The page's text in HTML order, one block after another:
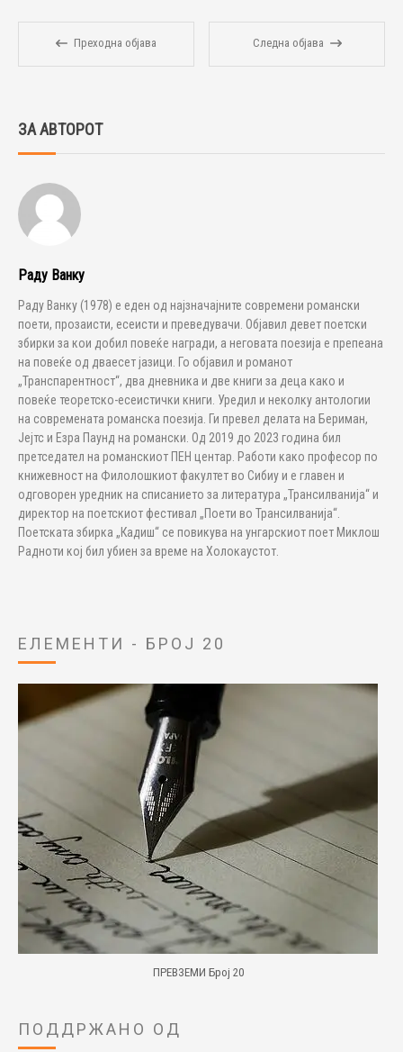
Преходна објава Следна објава
ЗА АВТОРОТ
Раду Ванку
Раду Ванку (1978) е еден од најзначајните современи романски
поети, прозаисти, есеисти и преведувачи. Објавил девет поетски
збирки за кои добил повеќе награди, а неговата поезија е препеана
на повеќе од дваесет јазици. Го објавил и романот
„Транспарентност“, два дневника и две книги за деца како и
повеќе теоретско-есеистички книги. Уредил и неколку антологии
на современата романска поезија. Ги превел делата на Бериман,
Јејтс и Езра Паунд на романски. Од 2019 до 2023 година бил
претседател на романскиот ПЕН центар. Работи како професор по
книжевност на Филолошкиот факултет во Сибиу и е главен и
одговорен уредник на списанието за литература „Трансилванија“ и
директор на поетскиот фестивал „Поети во Трансилванија“.
Поетската збирка „Кадиш“ се повикува на унгарскиот поет Миклош
Радноти кој бил убиен за време на Холокаустот.
ЕЛЕМЕНТИ - БРОЈ 20
ПРЕВЗЕМИ Број 20
ПОДДРЖАНО ОД